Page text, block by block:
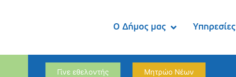
Ο Δήμος μας Υπηρεσίες
Γίνε εθελοντής Μητρώο Νέων